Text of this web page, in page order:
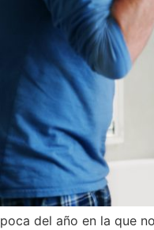
del año en la que